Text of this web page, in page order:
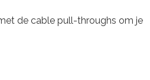
de cable pull-throughs om je